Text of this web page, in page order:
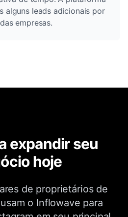
alguns leads adicionais por
empresas.
expandir seu
hoje
de proprietários de
o Inflowave para